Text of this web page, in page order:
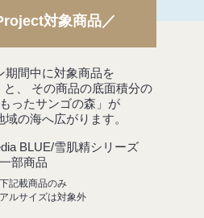
対象商品／
期間中に対象商品を
、
その商品の底面積分の
ったサンゴの森」が
の海へ広がります。
BLUE/雪肌精シリーズ
一部商品
記載商品のみ
ルサイズは対象外